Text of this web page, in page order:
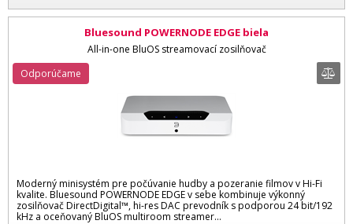
Bluesound POWERNODE EDGE biela
All-in-one BluOS streamovací zosilňovač
Moderný minisystém pre počúvanie hudby a pozeranie filmov v Hi-Fi
kvalite. Bluesound POWERNODE EDGE v sebe kombinuje výkonný
zosilňovač DirectDigital™, hi-res DAC prevodník s podporou 24 bit/192
kHz a oceňovaný BluOS multiroom streamer...
Odporúčame